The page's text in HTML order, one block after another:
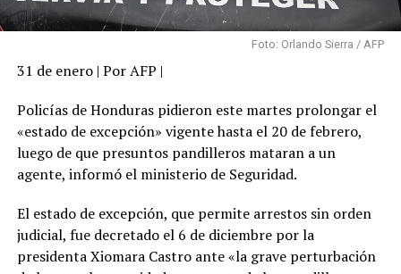
Foto: Orlando Sierra / AFP
31 de enero | Por AFP |
Policías de Honduras pidieron este martes prolongar el
«estado de excepción» vigente hasta el 20 de febrero,
luego de que presuntos pandilleros mataran a un
agente, informó el ministerio de Seguridad.
El estado de excepción, que permite arrestos sin orden
judicial, fue decretado el 6 de diciembre por la
presidenta Xiomara Castro ante «la grave perturbación